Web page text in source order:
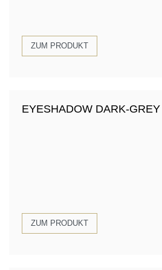
ZUM PRODUKT
EYESHADOW DARK-GREY
ZUM PRODUKT